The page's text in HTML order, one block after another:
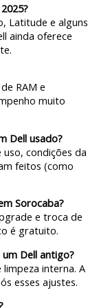
Latitude e alguns
ainda oferece
RAM e
muito
Dell usado?
condições da
feitos (como
Sorocaba?
e troca de
é gratuito.
Dell antigo?
limpeza interna. A
esses ajustes.